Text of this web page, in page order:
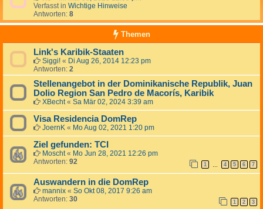
Verfasst in Wichtige Hinweise
Antworten: 8
Themen
Link's Karibik-Staaten
Siggi! « Di Aug 26, 2014 12:23 pm
Antworten: 2
Stellenangebot in der Dominikanische Republik, Juan
Dolio Region San Pedro de Macorís, Karibik
XBecht« Sa Mär 02, 2024 3:39 am
Visa Residencia DomRep
JoernK « Mo Aug 02, 2021 1:20 pm
Ziel gefunden: TCI
Moscht« Mo Jun 28, 2021 12:26 pm
Antworten: 92 1 … 4 5 6 7
Auswandern in die DomRep
mannix « So Okt 08, 2017 9:26 am
Antworten: 30 1 2 3